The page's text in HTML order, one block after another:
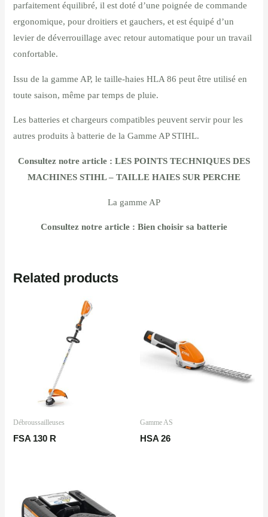
parfaitement équilibré, il est doté d’une poignée de commande
ergonomique, pour droitiers et gauchers, et est équipé d’un
levier de déverrouillage avec retour automatique pour un travail
confortable.
Issu de la gamme AP, le taille-haies HLA 86 peut être utilisé en
toute saison, même par temps de pluie.
Les batteries et chargeurs compatibles peuvent servir pour les
autres produits à batterie de la Gamme AP STIHL.
Consultez notre article : LES POINTS TECHNIQUES DES
MACHINES STIHL – TAILLE HAIES SUR PERCHE
La gamme AP
Consultez notre article : Bien choisir sa batterie
Related products
Débroussailleuses
FSA 130 R
Gamme AS
HSA 26